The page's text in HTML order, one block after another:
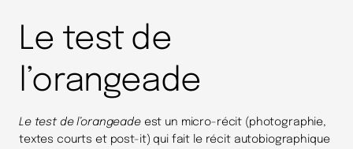
Le test de
l’orangeade
Le test de l’orangeadeest un micro-récit (photographie,
textes courts et post-it) qui fait le récit autobiographique